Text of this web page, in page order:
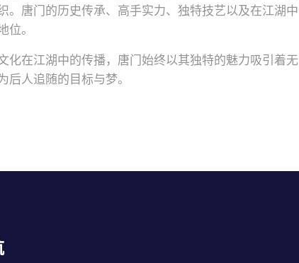
。唐门的历史传承、高手实力、独特技艺以及在江湖中
。
化在江湖中的传播，唐门始终以其独特的魅力吸引着无
人追随的目标与梦。